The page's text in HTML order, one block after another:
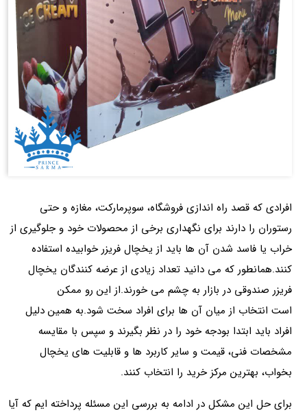
افرادی که قصد راه اندازی فروشگاه، سوپرمارکت، مغازه و حتی
رستوران را دارند برای نگهداری برخی از محصولات خود و جلوگیری از
خراب یا فاسد شدن آن ها باید از یخچال فریزر خوابیده استفاده
کنند.همانطور که می دانید تعداد زیادی از عرضه کنندگان یخچال
فریزر صندوقی در بازار به چشم می خورند.از این رو ممکن
است انتخاب از میان آن ها برای افراد سخت شود.به همین دلیل
افراد باید ابتدا بودجه خود را در نظر بگیرند و سپس با مقایسه
مشخصات فنی، قیمت و سایر کاربرد ها و قابلیت های یخچال
بخواب، بهترین مرکز خرید را انتخاب کنند.
برای حل این مشکل در ادامه به بررسی این مسئله پرداخته ایم که آیا